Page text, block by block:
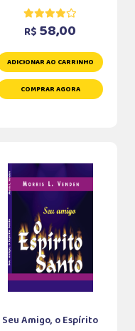
R$ 58,00
ADICIONAR AO CARRINHO
COMPRAR AGORA
Seu Amigo, o Espírito